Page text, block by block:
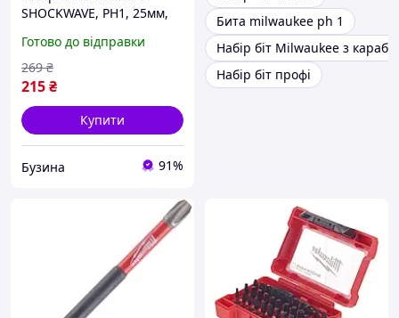
SHOCKWAVE, PH1, 25мм,
Готово до відправки
215₴
269 ₴
Купити
Бузина 91%
Бита milwaukee ph 1
Набір біт Milwaukee з
Набір біт профі